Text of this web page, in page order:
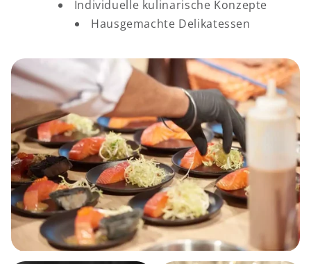
Individuelle kulinarische Konzepte
Hausgemachte Delikatessen